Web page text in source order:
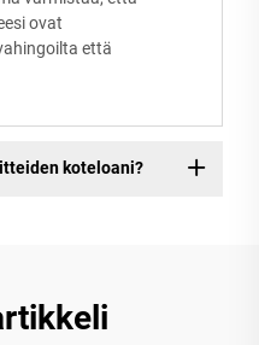
ovat
että
koteloani?